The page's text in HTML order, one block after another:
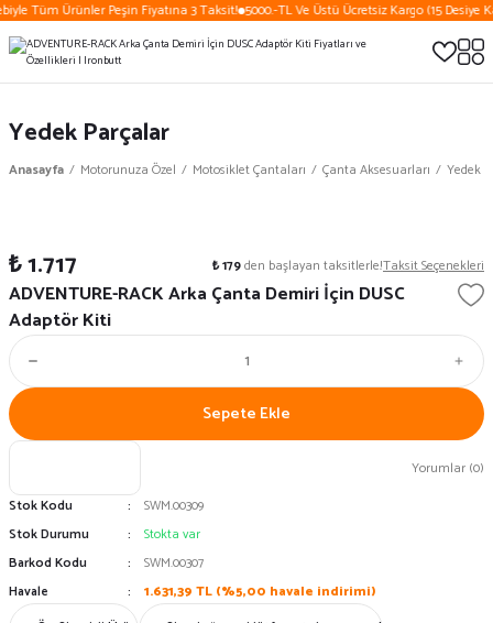
Tüm Ürünler Peşin Fiyatına 3 Taksit! 5000.-TL Ve Üstü Ücretsiz Kargo (15 Desiye
Yedek Parçalar
Anasayfa Motorunuza Özel Motosiklet Çantaları Çanta Aksesuarları Yedek
Yorumlar (0)
ADVENTURE-RACK Arka Çanta Demiri İçin DUSC
Adaptör Kiti
₺ 1.717 ₺ 179den başlayan taksitlerle!Taksit Seçenekleri
Stok Kodu
SWM.00309
Stok Durumu
Stokta var
Barkod Kodu
SWM.00307
Havale
1.631,39 TL (%5,00 havale indirimi)
Sepete Ekle